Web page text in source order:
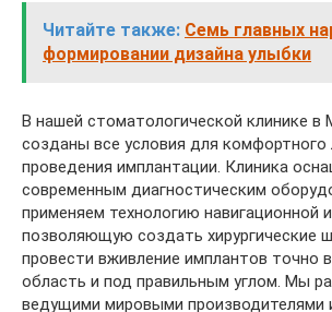
Читайте также: Семь главных
формировании дизайна улыбки
В нашей стоматологической клинике в
созданы все условия для комфортного
проведения имплантации. Клиника
современным диагностическим
применяем технологию навигационной
позволяющую создать хирургические
провести вживление имплантов точно
область и под правильным углом. Мы
ведущими мировыми производителями